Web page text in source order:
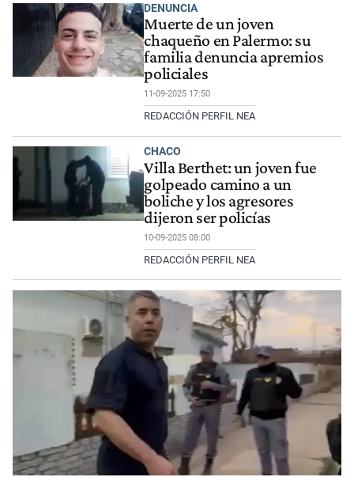
DENUNCIA
Muerte de un joven
chaqueño en Palermo: su
familia denuncia apremios
policiales
11-09-2025 17:50
REDACCIÓN PERFIL NEA
CHACO
Villa Berthet: un joven fue
golpeado camino a un
boliche y los agresores
dijeron ser policías
10-09-2025 08:00
REDACCIÓN PERFIL NEA